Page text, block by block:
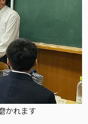
かれます